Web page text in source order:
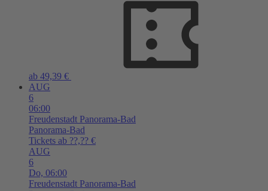
ab 49,39 €
AUG
6
06:00
Freudenstadt Panorama-Bad
Panorama-Bad
Tickets ab ??,?? €
AUG
6
Do, 06:00
Freudenstadt Panorama-Bad